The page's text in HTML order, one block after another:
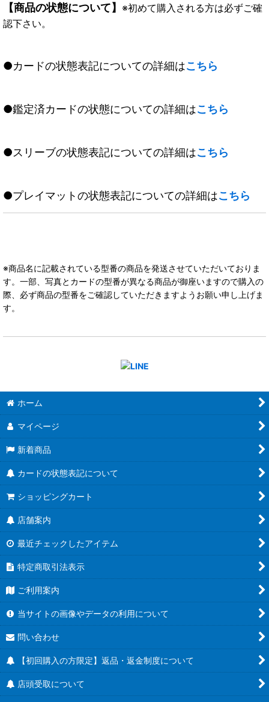
【商品の状態について】 ※初めて購入される方は必ずご確
認下さい。
●カードの状態表記についての詳細はこちら
●鑑定済カードの状態についての詳細はこちら
●スリーブの状態表記についての詳細はこちら
●プレイマットの状態表記についての詳細はこちら
※商品名に記載されている型番の商品を発送させていただいておりま
す。一部、写真とカードの型番が異なる商品が御座いますので購入の
際、必ず商品の型番をご確認していただきますようお願い申し上げま
す。
ホーム
マイページ
新着商品
カードの状態表記について
ショッピングカート
店舗案内
最近チェックしたアイテム
特定商取引法表示
ご利用案内
当サイトの画像やデータの利用について
問い合わせ
【初回購入の方限定】返品・返金制度について
店頭受取について